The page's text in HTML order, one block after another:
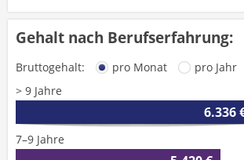
Gehalt nach Berufserfahrung:
Bruttogehalt: pro Monat
pro Jahr
> 9 Jahre
6.336
7–9 Jahre